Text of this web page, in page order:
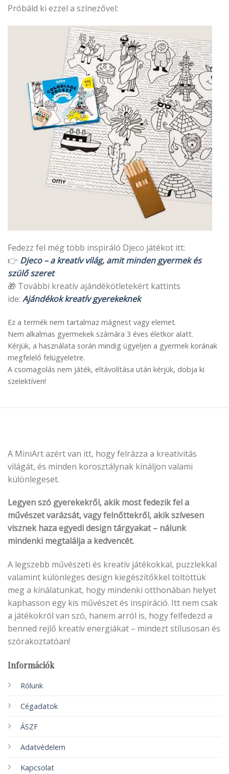
Próbáld ki ezzel a színezővel:
Fedezz fel még több inspiráló Djeco játékot itt:
👉 Djeco – a kreatív világ, amit minden gyermek és
szülő szeret
🎁 További kreatív ajándékötletekért kattints
ide: Ajándékok kreatív gyerekeknek
Ez a termék nem tartalmaz mágnest vagy elemet.
Nem alkalmas gyermekek számára 3 éves életkor alatt.
Kérjük, a használata során mindig ügyeljen a gyermek korának
megfelelő felügyeletre.
A csomagolás nem játék, eltávolítása után kérjük, dobja ki
szelektíven!
A MiniArt azért van itt, hogy felrázza a kreativitás
világát, és minden korosztálynak kínáljon valami
különlegeset.
Legyen szó gyerekekről, akik most fedezik fel a
művészet varázsát, vagy felnőttekről, akik szívesen
visznek haza egyedi design tárgyakat – nálunk
mindenki megtalálja a kedvencét.
A legszebb művészeti és kreatív játékokkal, puzzlekkal
valamint különleges design kiegészítőkkel töltöttük
meg a kínálatunkat, hogy mindenki otthonában helyet
kaphasson egy kis művészet és inspiráció. Itt nem csak
a játékokról van szó, hanem arról is, hogy felfedezd a
benned rejlő kreatív energiákat – mindezt stílusosan és
szórakoztatóan!
Információk
Rólunk
Cégadatok
ÁSZF
Adatvédelem
Kapcsolat